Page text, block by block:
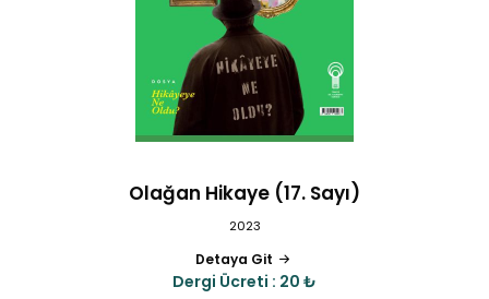
Olağan Hikaye (17. Sayı)
2023
Detaya Git
Dergi Ücreti : 20 ₺